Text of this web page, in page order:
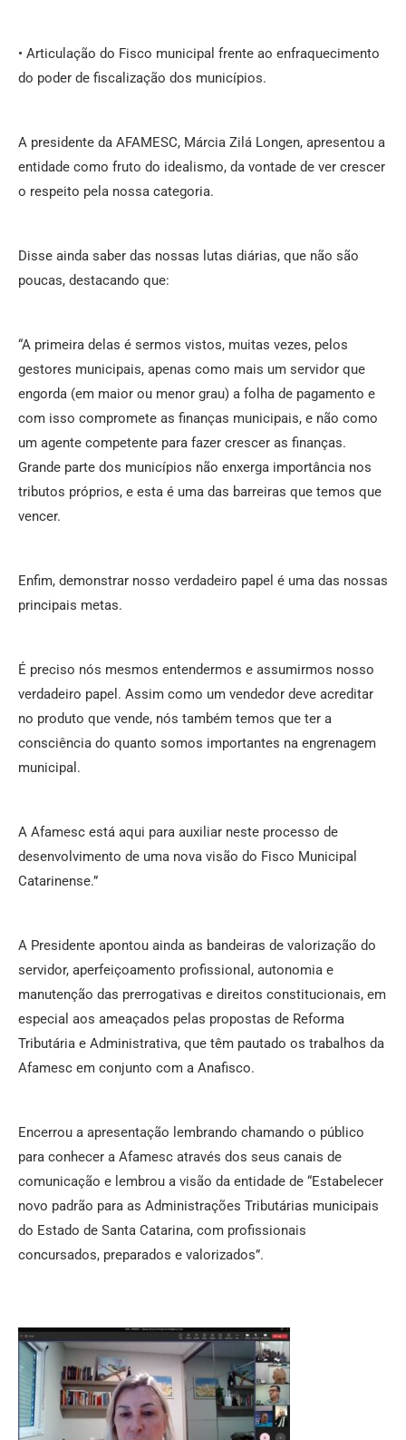
• Articulação do Fisco municipal frente ao enfraquecimento
do poder de fiscalização dos municípios.
A presidente da AFAMESC, Márcia Zilá Longen, apresentou a
entidade como fruto do idealismo, da vontade de ver crescer
o respeito pela nossa categoria.
Disse ainda saber das nossas lutas diárias, que não são
poucas, destacando que:
“A primeira delas é sermos vistos, muitas vezes, pelos
gestores municipais, apenas como mais um servidor que
engorda (em maior ou menor grau) a folha de pagamento e
com isso compromete as finanças municipais, e não como
um agente competente para fazer crescer as finanças.
Grande parte dos municípios não enxerga importância nos
tributos próprios, e esta é uma das barreiras que temos que
vencer.
Enfim, demonstrar nosso verdadeiro papel é uma das nossas
principais metas.
É preciso nós mesmos entendermos e assumirmos nosso
verdadeiro papel. Assim como um vendedor deve acreditar
no produto que vende, nós também temos que ter a
consciência do quanto somos importantes na engrenagem
municipal.
A Afamesc está aqui para auxiliar neste processo de
desenvolvimento de uma nova visão do Fisco Municipal
Catarinense.”
A Presidente apontou ainda as bandeiras de valorização do
servidor, aperfeiçoamento profissional, autonomia e
manutenção das prerrogativas e direitos constitucionais, em
especial aos ameaçados pelas propostas de Reforma
Tributária e Administrativa, que têm pautado os trabalhos da
Afamesc em conjunto com a Anafisco.
Encerrou a apresentação lembrando chamando o público
para conhecer a Afamesc através dos seus canais de
comunicação e lembrou a visão da entidade de “Estabelecer
novo padrão para as Administrações Tributárias municipais
do Estado de Santa Catarina, com profissionais
concursados, preparados e valorizados”.